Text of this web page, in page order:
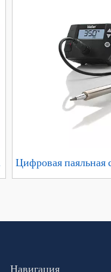
Цифровая паяльная
Навигация